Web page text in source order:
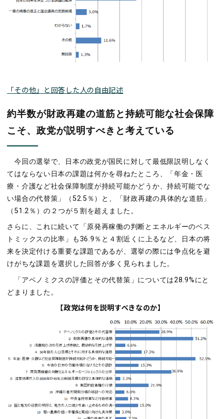
「その他」と回答した人の自由記述
約半数が財政再建の道筋と持続可能な社会保障
こそ、政党が説明すべきと考えている
今回の選挙で、日本の政党が国民に対して最低限説明しなく
てはならない日本の課題は何かを尋ねたところ、「年金・医
療・介護など社会保障制度が持続可能かどうか、持続可能でな
い場合の代替策」（52.5％）と、「財政再建の具体的な道筋」
（51.2％）の２つが５割を超えました。
さらに、これに続いて「原発再稼働の判断とエネルギーのベス
トミックスの比率」も36.9％と４割近くに上るなど、日本の将
来を決定付ける重要な課題であるが、選挙の際には争点化を避
けがちな課題を選択した回答が多く見られました。
「アベノミクスの評価とその代替策」については28.9%にと
どまりました。
【政党は何を説明すべきなのか】